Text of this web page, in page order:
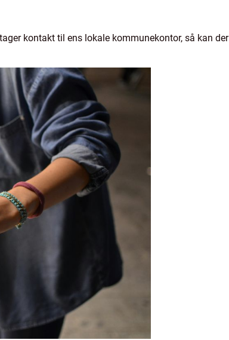
kontakt til ens lokale kommunekontor, så kan der